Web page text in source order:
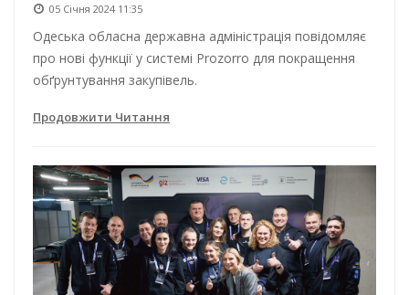
05 Січня 2024 11:35
Одеська обласна державна адміністрація повідомляє
про нові функції у системі Prozorro для покращення
обґрунтування закупівель.
Продовжити Читання